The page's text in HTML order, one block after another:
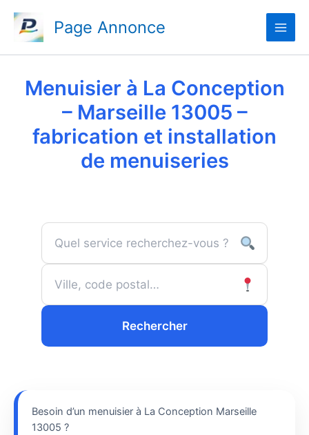
contenu
Page Annonce
Menuisier à La Conception
– Marseille 13005 –
fabrication et installation
de menuiseries
Rechercher
Besoin d’un menuisier à La Conception Marseille
13005 ?